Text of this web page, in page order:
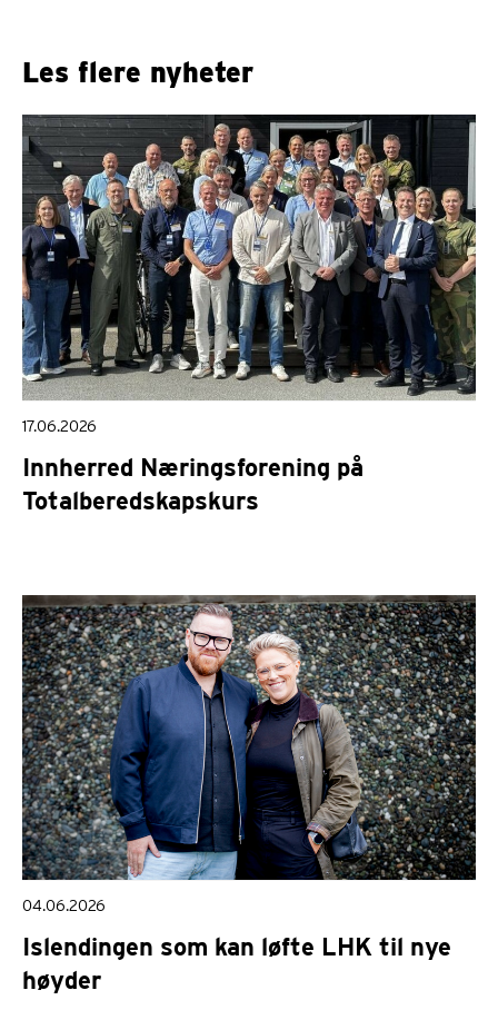
Les flere nyheter
17.06.2026
Innherred Næringsforening på
Totalberedskapskurs
04.06.2026
Islendingen som kan løfte LHK til nye
høyder